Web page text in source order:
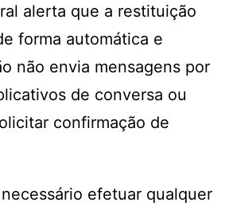
alerta que a restituição
forma automática e
não envia mensagens por
de conversa ou
confirmação de
efetuar qualquer